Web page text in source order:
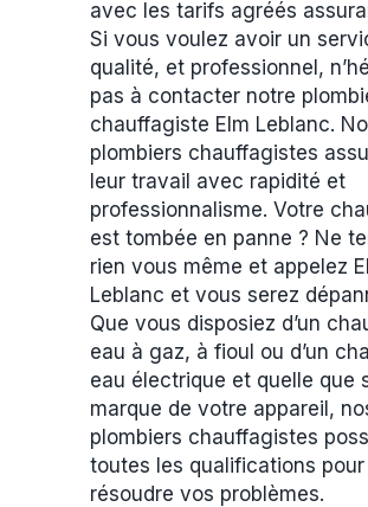
avec les tarifs agréés
Si vous voulez avoir un
qualité, et professionnel,
pas à contacter notre
chauffagiste Elm Leblanc.
plombiers chauffagistes
leur travail avec rapidité et
professionnalisme. Votre
est tombée en panne ? Ne
rien vous même et appelez
Leblanc et vous serez
Que vous disposiez d’un
eau à gaz, à fioul ou d’un
eau électrique et quelle que
marque de votre appareil,
plombiers chauffagistes
toutes les qualifications pour
résoudre vos problèmes.